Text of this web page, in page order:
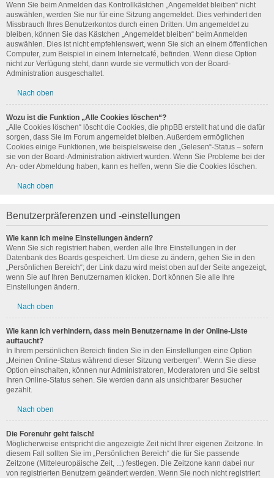
Wenn Sie beim Anmelden das Kontrollkästchen „Angemeldet bleiben“ nicht
auswählen, werden Sie nur für eine Sitzung angemeldet. Dies verhindert den
Missbrauch Ihres Benutzerkontos durch einen Dritten. Um angemeldet zu
bleiben, können Sie das Kästchen „Angemeldet bleiben“ beim Anmelden
auswählen. Dies ist nicht empfehlenswert, wenn Sie sich an einem öffentlichen
Computer, zum Beispiel in einem Internetcafé, befinden. Wenn diese Option
nicht zur Verfügung steht, dann wurde sie vermutlich von der Board-
Administration ausgeschaltet.
Nach oben
Wozu ist die Funktion „Alle Cookies löschen“?
„Alle Cookies löschen“ löscht die Cookies, die phpBB erstellt hat und die dafür
sorgen, dass Sie im Forum angemeldet bleiben. Außerdem ermöglichen
Cookies einige Funktionen, wie beispielsweise den „Gelesen“-Status – sofern
sie von der Board-Administration aktiviert wurden. Wenn Sie Probleme bei der
An- oder Abmeldung haben, kann es helfen, wenn Sie die Cookies löschen.
Nach oben
Benutzerpräferenzen und -einstellungen
Wie kann ich meine Einstellungen ändern?
Wenn Sie sich registriert haben, werden alle Ihre Einstellungen in der
Datenbank des Boards gespeichert. Um diese zu ändern, gehen Sie in den
„Persönlichen Bereich“; der Link dazu wird meist oben auf der Seite angezeigt,
wenn Sie auf Ihren Benutzernamen klicken. Dort können Sie alle Ihre
Einstellungen ändern.
Nach oben
Wie kann ich verhindern, dass mein Benutzername in der Online-Liste
auftaucht?
In Ihrem persönlichen Bereich finden Sie in den Einstellungen eine Option
„Meinen Online-Status während dieser Sitzung verbergen“. Wenn Sie diese
Option einschalten, können nur Administratoren, Moderatoren und Sie selbst
Ihren Online-Status sehen. Sie werden dann als unsichtbarer Besucher
gezählt.
Nach oben
Die Forenuhr geht falsch!
Möglicherweise entspricht die angezeigte Zeit nicht Ihrer eigenen Zeitzone. In
diesem Fall sollten Sie im „Persönlichen Bereich“ die für Sie passende
Zeitzone (Mitteleuropäische Zeit, ...) festlegen. Die Zeitzone kann dabei nur
von registrierten Benutzern geändert werden. Wenn Sie noch nicht registriert